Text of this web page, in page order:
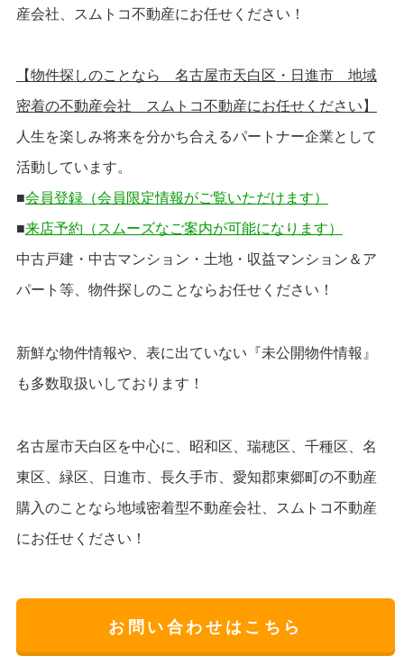
産会社、スムトコ不動産にお任せください！
【物件探しのことなら 名古屋市天白区・日進市 地域
密着の不動産会社 スムトコ不動産にお任せください】
人生を楽しみ将来を分かち合えるパートナー企業として
活動しています。
■会員登録（会員限定情報がご覧いただけます）
■来店予約（スムーズなご案内が可能になります）
中古戸建・中古マンション・土地・収益マンション＆ア
パート等、物件探しのことならお任せください！
新鮮な物件情報や、表に出ていない『未公開物件情報』
も多数取扱いしております！
名古屋市天白区を中心に、昭和区、瑞穂区、千種区、名
東区、緑区、日進市、長久手市、愛知郡東郷町の不動産
購入のことなら地域密着型不動産会社、スムトコ不動産
にお任せください！
お問い合わせはこちら